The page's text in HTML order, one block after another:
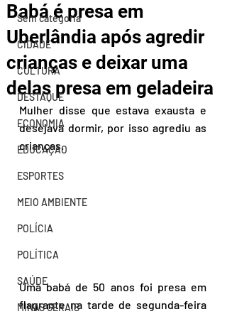
Sem categoria
CIDADE
CULTURA
DESTAQUE
ECONOMIA
EDUCAÇÃO
ESPORTES
MEIO AMBIENTE
POLÍCIA
POLÍTICA
SAÚDE
MINAS GERAIS
Babá é presa em
Uberlândia após agredir
crianças e deixar uma
delas presa em geladeira
Mulher disse que estava exausta e
desejava dormir, por isso agrediu as
crianças.
Uma babá de 50 anos foi presa em
flagrante na tarde de segunda-feira